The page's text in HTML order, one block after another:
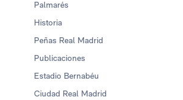
Palmarés
Historia
Peñas Real Madrid
Publicaciones
Estadio Bernabéu
Ciudad Real Madrid